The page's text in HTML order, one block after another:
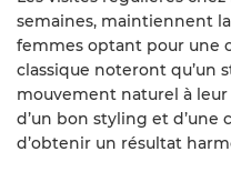
semaines, maintiennent
femmes optant pour une
classique noteront qu’un
mouvement naturel à
d’un bon styling et
d’obtenir un résultat